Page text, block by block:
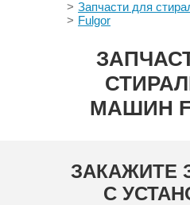
Запчасти для
Fulgor
МАШИН
ЗАКАЖИТЕ
С